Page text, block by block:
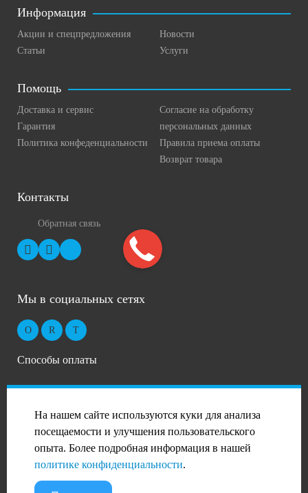
На нашем сайте используются куки для анализа
посещаемости и улучшения пользовательского
опыта. Более подробная информация в нашей
политике конфиденциальности.
Информация
Акции и спецпредложения
Статьи
Новости
Услуги
Помощь
Доставка и сервис
Гарантия
Политика конфеденциальности
Согласие на обработку
персональных данных
Правила приема оплаты
Возврат товара
Контакты
Обратная связь
Мы в социальных сетях
Способы оплаты
2026 © Профиль-Сталь в Москве
PANDA Digital Group